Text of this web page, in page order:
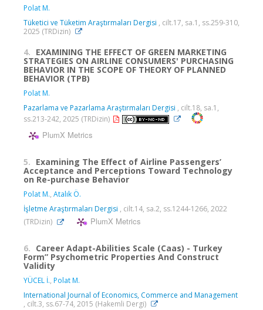
Polat M.
Tüketici ve Tüketim Araştırmaları Dergisi , cilt.17, sa.1, ss.259-310,
2025 (TRDizin)
4. EXAMINING THE EFFECT OF GREEN MARKETING
STRATEGIES ON AIRLINE CONSUMERS' PURCHASING
BEHAVIOR IN THE SCOPE OF THEORY OF PLANNED
BEHAVIOR (TPB)
Polat M.
Pazarlama ve Pazarlama Araştırmaları Dergisi , cilt.18, sa.1,
ss.213-242, 2025 (TRDizin)
PlumX Metrics
5. Examining The Effect of Airline Passengers’
Acceptance and Perceptions Toward Technology
on Re-purchase Behavior
Polat M., Atalık Ö.
İşletme Araştırmaları Dergisi , cilt.14, sa.2, ss.1244-1266, 2022
(TRDizin)
PlumX Metrics
6. Career Adapt-Abilities Scale (Caas) - Turkey
Form” Psychometric Properties And Construct
Validity
YÜCEL İ., Polat M.
International Journal of Economics, Commerce and Management
, cilt.3, ss.67-74, 2015 (Hakemli Dergi)